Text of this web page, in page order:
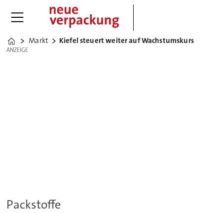
Home
Markt Kiefel steuert weiter auf Wachstumskurs
ANZEIGE
ANZEIGE
Packstoffe